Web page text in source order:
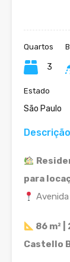
Quartos
3
Estado
São Paulo
Descrição
para
86 m²
Castello